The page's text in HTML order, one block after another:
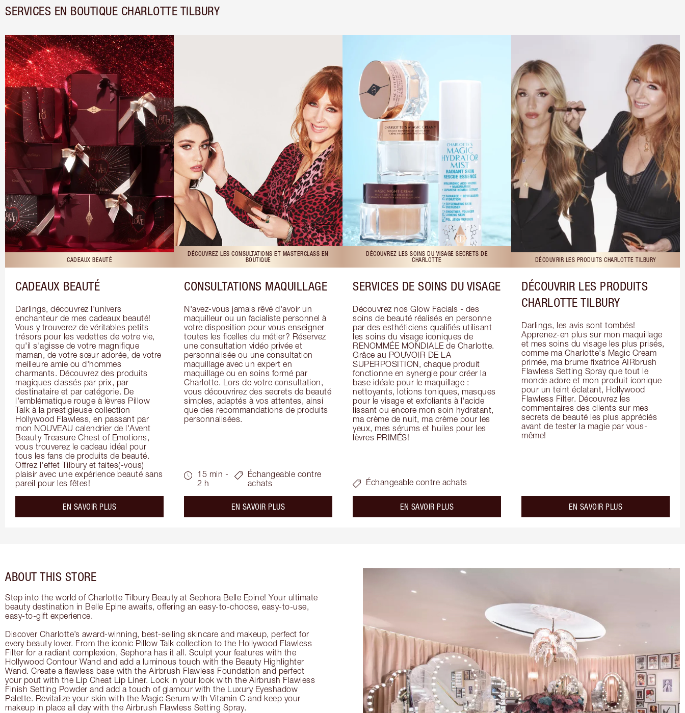
SERVICES EN BOUTIQUE CHARLOTTE TILBURY
CADEAUX BEAUTÉ
CADEAUX BEAUTÉ
Darlings, découvrez l'univers
enchanteur de mes cadeaux beauté!
Vous y trouverez de véritables petits
trésors pour les vedettes de votre vie,
qu'il s'agisse de votre magnifique
maman, de votre sœur adorée, de votre
meilleure amie ou d'hommes
charmants. Découvrez des produits
magiques classés par prix, par
destinataire et par catégorie. De
l'emblématique rouge à lèvres Pillow
Talk à la prestigieuse collection
Hollywood Flawless, en passant par
mon NOUVEAU calendrier de l'Avent
Beauty Treasure Chest of Emotions,
vous trouverez le cadeau idéal pour
tous les fans de produits de beauté.
Offrez l'effet Tilbury et faites(-vous)
plaisir avec une expérience beauté sans
pareil pour les fêtes!
EN SAVOIR PLUSabout the
DÉCOUVREZ LES CONSULTATIONS ET MASTERCLASS EN
BOUTIQUE
CONSULTATIONS MAQUILLAGE
N'avez-vous jamais rêvé d'avoir un
maquilleur ou un facialiste personnel à
votre disposition pour vous enseigner
toutes les ficelles du métier? Réservez
une consultation vidéo privée et
personnalisée ou une consultation
maquillage avec un expert en
maquillage ou en soins formé par
Charlotte. Lors de votre consultation,
vous découvrirez des secrets de beauté
simples, adaptés à vos attentes, ainsi
que des recommandations de produits
personnalisées.
15 min -
2 h
Échangeable contre
achats
EN SAVOIR PLUSabout the
DÉCOUVREZ LES SOINS DU VISAGE SECRETS DE
CHARLOTTE
SERVICES DE SOINS DU VISAGE
Découvrez nos Glow Facials - des
soins de beauté réalisés en personne
par des esthéticiens qualifiés utilisant
les soins du visage iconiques de
RENOMMÉE MONDIALE de Charlotte.
Grâce au POUVOIR DE LA
SUPERPOSITION, chaque produit
fonctionne en synergie pour créer la
base idéale pour le maquillage :
nettoyants, lotions toniques, masques
pour le visage et exfoliants à l'acide
lissant ou encore mon soin hydratant,
ma crème de nuit, ma crème pour les
yeux, mes sérums et huiles pour les
lèvres PRIMÉS!
Échangeable contre achats
EN SAVOIR PLUSabout the
DÉCOUVRIR LES PRODUITS CHARLOTTE TILBURY
DÉCOUVRIR LES PRODUITS
CHARLOTTE TILBURY
Darlings, les avis sont tombés!
Apprenez-en plus sur mon maquillage
et mes soins du visage les plus prisés,
comme ma Charlotte's Magic Cream
primée, ma brume fixatrice AIRbrush
Flawless Setting Spray que tout le
monde adore et mon produit iconique
pour un teint éclatant, Hollywood
Flawless Filter. Découvrez les
commentaires des clients sur mes
secrets de beauté les plus appréciés
avant de tester la magie par vous-
même!
EN SAVOIR PLUSabout the
ABOUT THIS STORE
Step into the world of Charlotte Tilbury Beauty at Sephora Belle Epine! Your ultimate
beauty destination in Belle Epine awaits, offering an easy-to-choose, easy-to-use,
easy-to-gift experience.
Discover Charlotte’s award-winning, best-selling skincare and makeup, perfect for
every beauty lover. From the iconic Pillow Talk collection to the Hollywood Flawless
Filter for a radiant complexion, Sephora has it all. Sculpt your features with the
Hollywood Contour Wand and add a luminous touch with the Beauty Highlighter
Wand. Create a flawless base with the Airbrush Flawless Foundation and perfect
your pout with the Lip Cheat Lip Liner. Lock in your look with the Airbrush Flawless
Finish Setting Powder and add a touch of glamour with the Luxury Eyeshadow
Palette. Revitalize your skin with the Magic Serum with Vitamin C and keep your
makeup in place all day with the Airbrush Flawless Setting Spray.